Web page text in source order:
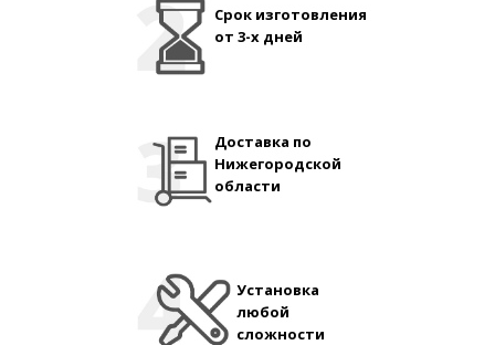
Срок изготовления
от 3-х дней
Доставка по
Нижегородской
области
Установка
любой
сложности